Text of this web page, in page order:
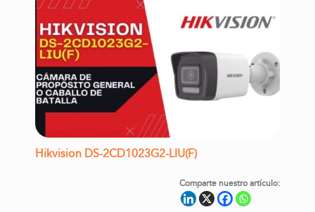
Hikvision DS-2CD1023G2-LIU(F)
Comparte nuestro artículo: